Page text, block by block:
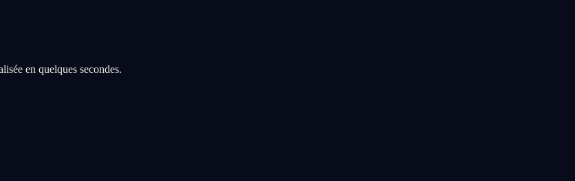
en quelques secondes.